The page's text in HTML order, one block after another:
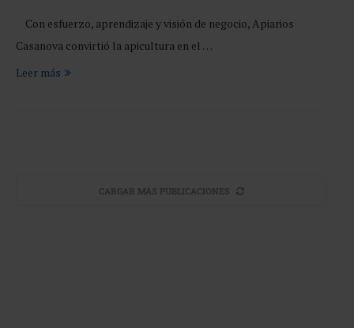
Con esfuerzo, aprendizaje y visión de negocio, Apiarios
Casanova convirtió la apicultura en el …
Leer más
CARGAR MÁS PUBLICACIONES